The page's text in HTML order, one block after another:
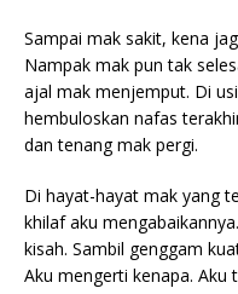
Sampai mak sakit, kena
Nampak mak pun tak
ajal mak menjemput. Di
hembuloskan nafas
dan tenang mak pergi.
Di hayat-hayat mak yang
khilaf aku
kisah. Sambil genggam
Aku mengerti kenapa. Aku